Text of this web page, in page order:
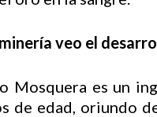
minería veo el
Mosquera es un
de edad, oriundo